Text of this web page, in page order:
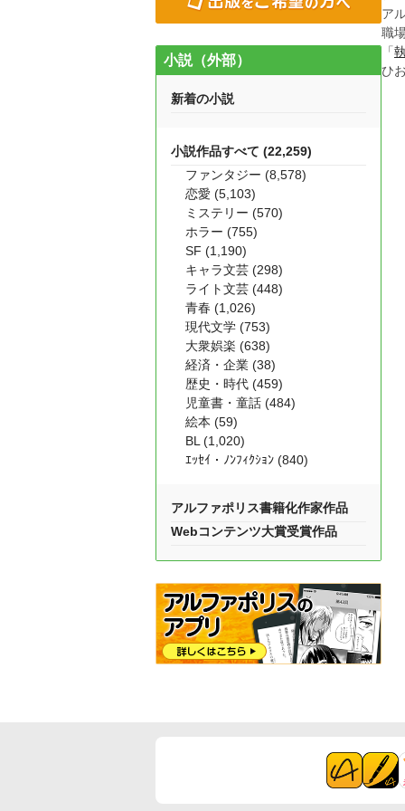
ア
職
「
ひ
小説（外部）
新着の小説
小説作品すべて (22,259)
ファンタジー (8,578)
恋愛 (5,103)
ミステリー (570)
ホラー (755)
SF (1,190)
キャラ文芸 (298)
ライト文芸 (448)
青春 (1,026)
現代文学 (753)
大衆娯楽 (638)
経済・企業 (38)
歴史・時代 (459)
児童書・童話 (484)
絵本 (59)
BL (1,020)
ｴｯｾｲ・ﾉﾝﾌｨｸｼｮﾝ (840)
アルファポリス書籍化作家作品
Webコンテンツ大賞受賞作品